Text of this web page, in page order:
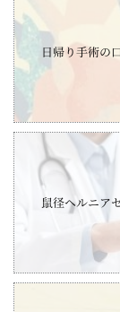
日帰り手術の
鼠径ヘルニア